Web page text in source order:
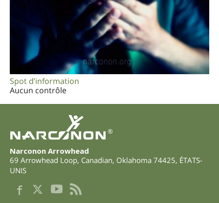
Spot d’information
Aucun contrôle
®
Narconon Arrowhead
69 Arrowhead Loop, Canadian, Oklahoma 74425, ÉTATS-
UNIS